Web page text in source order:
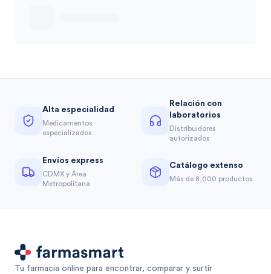
Alta especialidad
Medicamentos
especializados
Relación con
laboratorios
Distribuidores
autorizados
Envíos express
CDMX y Área
Metropolitana
Catálogo extenso
Más de 8,000 productos
Tu farmacia online para encontrar, comparar y surtir